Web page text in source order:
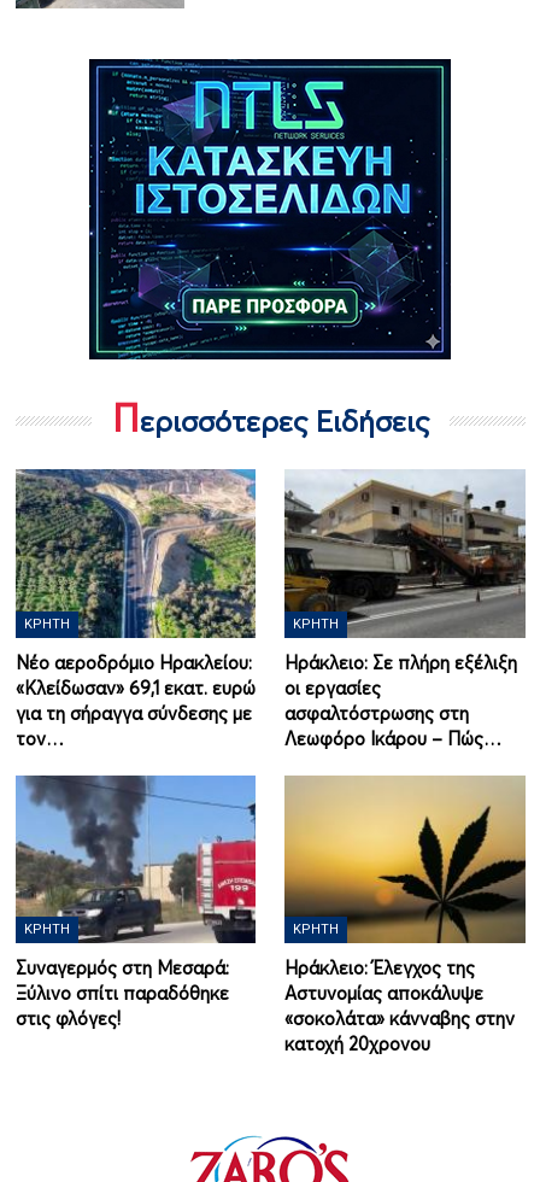
Περισσότερες Ειδήσεις
ΚΡΉΤΗ
Νέο αεροδρόμιο Ηρακλείου:
«Κλείδωσαν» 69,1 εκατ. ευρώ
για τη σήραγγα σύνδεσης με
τον…
ΚΡΉΤΗ
Ηράκλειο: Σε πλήρη εξέλιξη
οι εργασίες
ασφαλτόστρωσης στη
Λεωφόρο Ικάρου – Πώς…
ΚΡΉΤΗ
Συναγερμός στη Μεσαρά:
Ξύλινο σπίτι παραδόθηκε
στις φλόγες!
ΚΡΉΤΗ
Ηράκλειο: Έλεγχος της
Αστυνομίας αποκάλυψε
«σοκολάτα» κάνναβης στην
κατοχή 20χρονου